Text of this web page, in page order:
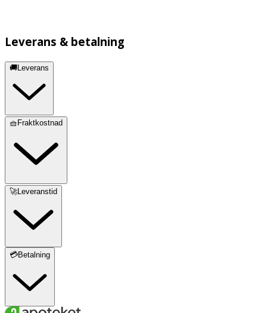
Leverans & betalning
🚚Leverans
🧺Fraktkostnad
🚀Leveranstid
💳Betalning